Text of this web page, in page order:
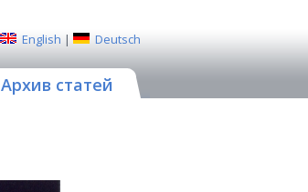
English | Deutsch
Архив статей